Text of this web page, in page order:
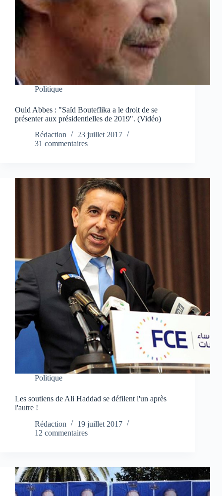
Politique
Ould Abbes : "Saïd Bouteflika a le droit de se
présenter aux présidentielles de 2019". (Vidéo)
Rédaction
23 juillet 2017
31 commentaires
Politique
Les soutiens de Ali Haddad se défilent l'un après
l'autre !
Rédaction
19 juillet 2017
12 commentaires